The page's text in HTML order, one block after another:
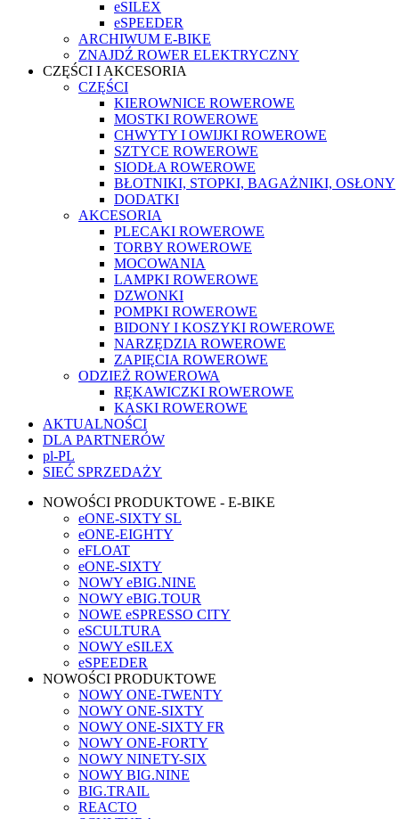
eSILEX
eSPEEDER
ARCHIWUM E-BIKE
ZNAJDŹ ROWER ELEKTRYCZNY
CZĘŚCI I AKCESORIA
CZĘŚCI
KIEROWNICE ROWEROWE
MOSTKI ROWEROWE
CHWYTY I OWIJKI ROWEROWE
SZTYCE ROWEROWE
SIODŁA ROWEROWE
BŁOTNIKI, STOPKI, BAGAŻNIKI, OSŁONY
DODATKI
AKCESORIA
PLECAKI ROWEROWE
TORBY ROWEROWE
MOCOWANIA
LAMPKI ROWEROWE
DZWONKI
POMPKI ROWEROWE
BIDONY I KOSZYKI ROWEROWE
NARZĘDZIA ROWEROWE
ZAPIĘCIA ROWEROWE
ODZIEŻ ROWEROWA
RĘKAWICZKI ROWEROWE
KASKI ROWEROWE
AKTUALNOŚCI
DLA PARTNERÓW
pl-PL
SIEĆ SPRZEDAŻY
NOWOŚCI PRODUKTOWE - E-BIKE
eONE-SIXTY SL
eONE-EIGHTY
eFLOAT
eONE-SIXTY
NOWY eBIG.NINE
NOWY eBIG.TOUR
NOWE eSPRESSO CITY
eSCULTURA
NOWY eSILEX
eSPEEDER
NOWOŚCI PRODUKTOWE
NOWY ONE-TWENTY
NOWY ONE-SIXTY
NOWY ONE-SIXTY FR
NOWY ONE-FORTY
NOWY NINETY-SIX
NOWY BIG.NINE
BIG.TRAIL
REACTO